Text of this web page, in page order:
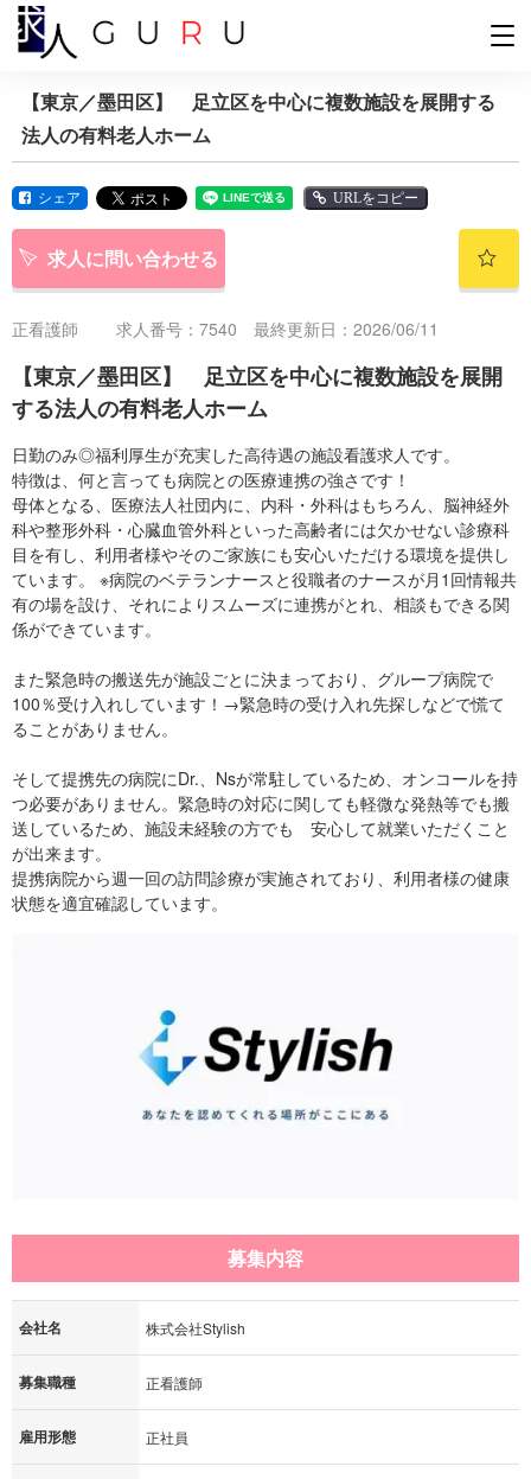
【東京／墨田区】 足立区を中心に複数施設を展開する
法人の有料老人ホーム
シェア URLをコピー
求人に問い合わせる
正看護師 求人番号：7540 最終更新日：2026/06/11
【東京／墨田区】 足立区を中心に複数施設を展開
する法人の有料老人ホーム
日勤のみ◎福利厚生が充実した高待遇の施設看護求人です。
特徴は、何と言っても病院との医療連携の強さです！
母体となる、医療法人社団内に、内科・外科はもちろん、脳神経外
科や整形外科・心臓血管外科といった高齢者には欠かせない診療科
目を有し、利用者様やそのご家族にも安心いただける環境を提供し
ています。 ※病院のベテランナースと役職者のナースが月1回情報共
有の場を設け、それによりスムーズに連携がとれ、相談もできる関
係ができています。
また緊急時の搬送先が施設ごとに決まっており、グループ病院で
100％受け入れしています！→緊急時の受け入れ先探しなどで慌て
ることがありません。
そして提携先の病院にDr.、Nsが常駐しているため、オンコールを持
つ必要がありません。緊急時の対応に関しても軽微な発熱等でも搬
送しているため、施設未経験の方でも 安心して就業いただくこと
が出来ます。
提携病院から週一回の訪問診療が実施されており、利用者様の健康
状態を適宜確認しています。
募集内容
会社名 株式会社Stylish
募集職種 正看護師
雇用形態 正社員